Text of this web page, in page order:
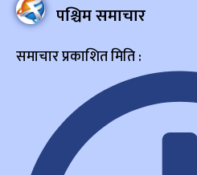
पश्चिम समाचार
समाचार प्रकाशित मिति :